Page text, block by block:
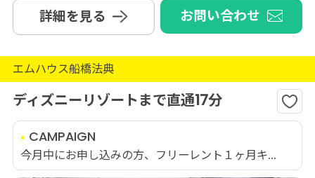
詳細を見る お問い合わせ
エムハウス船橋法典
ディズニーリゾートまで直通17分
CAMPAIGN
今月中にお申し込みの方、フリーレント１ヶ月キ...